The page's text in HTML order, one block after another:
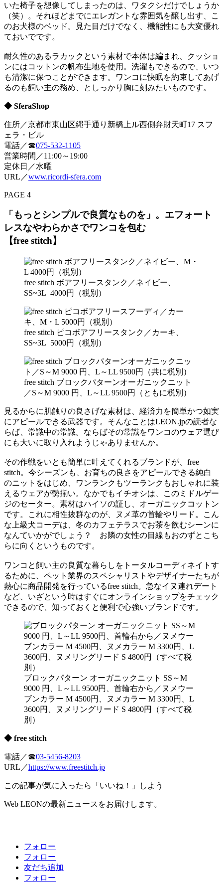
いた椅子を想像してしまったのは、ワタクシだけでしょうか
（笑）。それほどまでにエレガントな雰囲気を醸し出す、こ
のお犬様のベッド。見た目だけでなく、機能性にも大変優れ
ておいでです。
耐久性のあるラカックという素材で本体は編まれ、クッショ
ンにはコットンの帆布生地を使用。洗濯もできるので、いつ
も清潔に保つことができます。ワンコに快眠を約束してあげ
るのも飼い主の務め、としっかり胸に刻みたいものです。
◆ SferaShop
住所／京都市東山区縄手通り新橋上ル西側弁財天町17 スフ
ェラ・ビル
電話／☎075-532-1105
営業時間／11:00～19:00
定休日／水曜
URL／www.ricordi-sfera.com
PAGE 4
「もっとシンプルで良質なものを」。エフォート
レスなやわらかさでワンコを包む
【free stitch】
free stitch ボアフリースタンク／ネイビー、
SS~3L 4000円（税別）
free stitch ピコボアフリースタンク／カーキ、
SS~3L 5000円（税別）
free stitch ブロックパターンオーガニックニット
／S～M 9000 円、L～LL 9500円（ともに税別）
見るからに肌触りの良さげな素材は、経済力を簡単かつ如実
にアピールできる武器です。そんなことはLEON.jpの読者な
らば、常識中の常識。ならばその常識をワンコのウェア選び
にも大いに取り入れようじゃありませんか。
その作戦をいとも簡単に叶えてくれるブランドが、free
stitch。今シーズンも、お育ちの良さをアピールできる純白
のニットをはじめ、ワンランクもツーランクもおしゃれに装
えるウェアが勢揃い。なかでもイチオシは、このミドルゲー
ジのセーター。素材はハイソの証し、オーガニックコットン
です。これに相性抜群なのが、ヌメ革の首輪やリード。こん
な上級犬コーデは、冬のカフェテラスでお茶を飲むシーンに
なんていかがでしょう？ お隣の女性の目線もおのずとこち
らに向くというものです。
ワンコと飼い主の良質な暮らしをトータルコーディネイトす
るために、ペット業界のスペシャリストやデザイナーたちが
熱心に商品開発を行っているfree stitch。急なイヌ連れデート
など、いざという時はすぐにオンラインショップをチェック
できるので、知っておくと便利で心強いブランドです。
ブロックパターン オーガニックニット SS～M
9000 円、L～LL 9500円、首輪右から／ヌメウー
ブンカラー M 4500円、ヌメカラー M 3300円、L
3600円、ヌメリングリード S 4800円（すべて税
別）
◆ free stitch
電話／☎03-5456-8203
URL／https://www.freestitch.jp
この記事が気に入ったら「いいね！」しよう
Web LEONの最新ニュースをお届けします。
フォロー
フォロー
友だち追加
フォロー